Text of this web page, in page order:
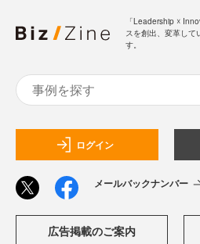
「Leadership ☓
スを創出、変革して
す。
ログイン
メールバックナンバー
広告掲載のご案内